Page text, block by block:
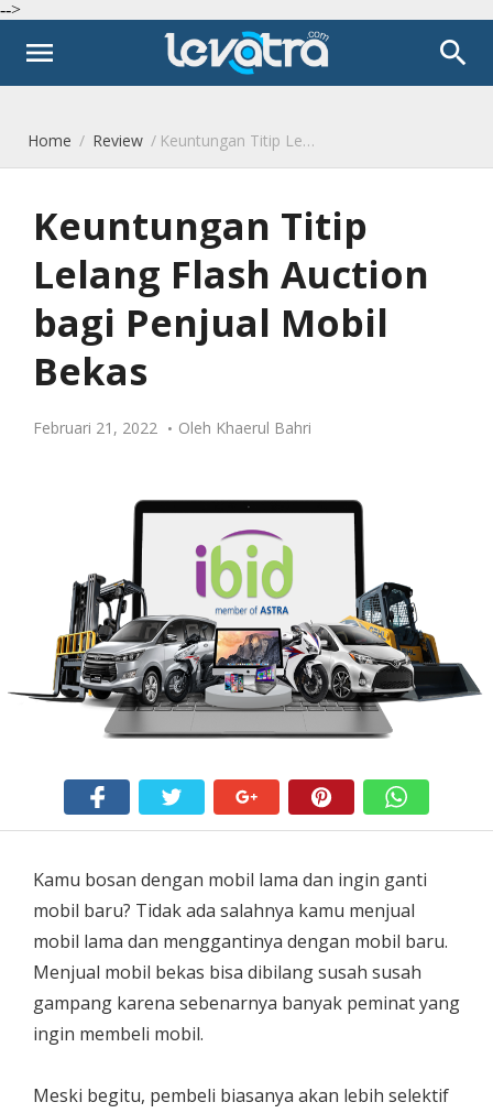
-->
menu search
Home / Review / Keuntungan Titip Lelang Flash Auction bagi Penjual Mobil Bekas
Keuntungan Titip
Lelang Flash Auction
bagi Penjual Mobil
Bekas
Februari 21, 2022 Oleh Khaerul Bahri
Kamu bosan dengan mobil lama dan ingin ganti
mobil baru? Tidak ada salahnya kamu menjual
mobil lama dan menggantinya dengan mobil baru.
Menjual mobil bekas bisa dibilang susah susah
gampang karena sebenarnya banyak peminat yang
ingin membeli mobil.
Meski begitu, pembeli biasanya akan lebih selektif